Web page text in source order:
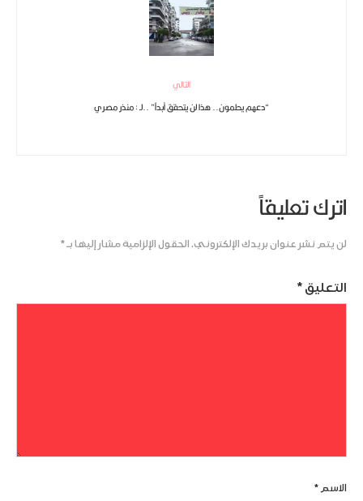
التالي
“دعهم يحلمون.. هذا لن يتحقق أبداً” ..لـ : منذر مصري
اترك تعليقاً
لن يتم نشر عنوان بريدك الإلكتروني. الحقول الإلزامية مشار إليها بـ*
التعليق *
الاسم*